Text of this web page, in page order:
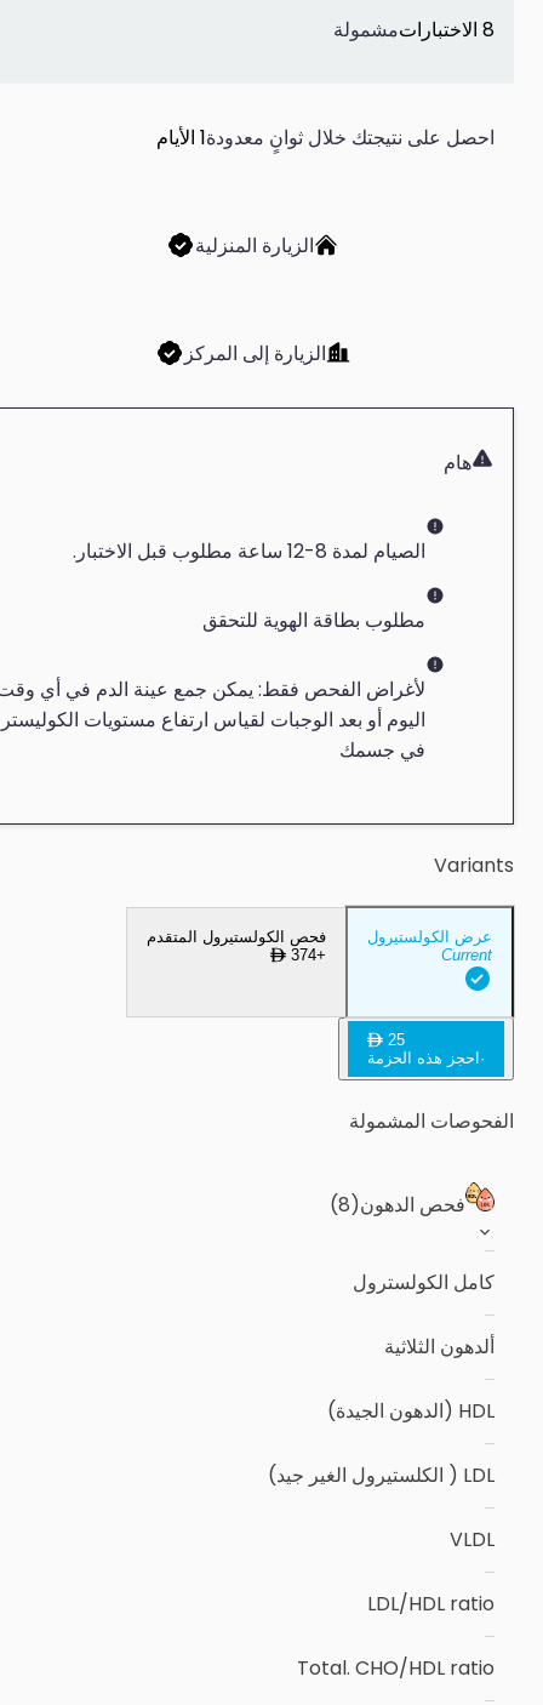
8 الاختبارات مشمولة
احصل على نتيجتك خلال ثوانٍ معدودة1 الأيام
الزيارة المنزلية
الزيارة إلى المركز
هام
الصيام لمدة 8-12 ساعة مطلوب قبل الاختبار.
مطلوب بطاقة الهوية للتحقق
لأغراض الفحص فقط: يمكن جمع عينة الدم في أي
اليوم أو بعد الوجبات لقياس ارتفاع مستويات
في جسمك
Variants
عرض الكولستيرول
Current
فحص الكولستيرول المتقدم
+
374
25
· احجز هذه الحزمة
الفحوصات المشمولة
فحص الدهون(8)
كامل الكولسترول
ألدهون الثلاثية
HDL (الدهون الجيدة)
LDL ( الكلستيرول الغير جيد)
VLDL
LDL/HDL ratio
Total. CHO/HDL ratio